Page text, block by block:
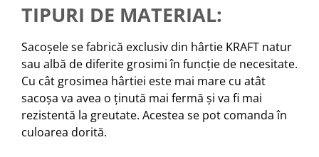
TIPURI DE MATERIAL:
Sacoșele se fabrică exclusiv din hârtie KRAFT natur
sau albă de diferite grosimi în funcție de necesitate.
Cu cât grosimea hârtiei este mai mare cu atât
sacoșa va avea o ținută mai fermă și va fi mai
rezistentă la greutate. Acestea se pot comanda în
culoarea dorită.